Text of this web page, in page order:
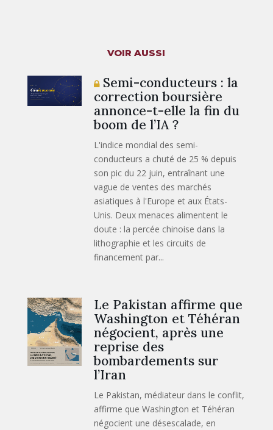
VOIR AUSSI
Semi-conducteurs : la
correction boursière
annonce-t-elle la fin du
boom de l’IA ?
L'indice mondial des semi-
conducteurs a chuté de 25 % depuis
son pic du 22 juin, entraînant une
vague de ventes des marchés
asiatiques à l'Europe et aux États-
Unis. Deux menaces alimentent le
doute : la percée chinoise dans la
lithographie et les circuits de
financement par...
Le Pakistan affirme que
Washington et Téhéran
négocient, après une
reprise des
bombardements sur
l’Iran
Le Pakistan, médiateur dans le conflit,
affirme que Washington et Téhéran
négocient une désescalade, en